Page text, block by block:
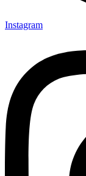
Instagram